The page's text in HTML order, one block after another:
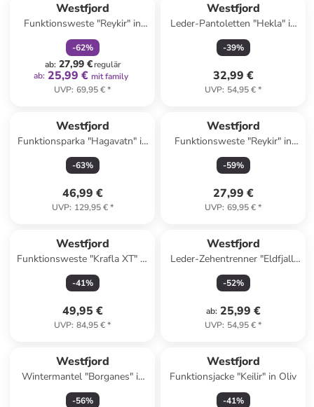
Westfjord
Funktionsweste "Reykir" in
Mint
-62%
ab: 27,99 €regulär
ab: 25,99 € mit family
UVP: 69,95 €*
Westfjord
Leder-Pantoletten "Hekla" in
Beige
-39%
32,99 €
UVP: 54,95 €*
Westfjord
Funktionsparka "Hagavatn" in
Orange
-63%
46,99 €
UVP: 129,95 €*
Westfjord
Funktionsweste "Reykir" in
Blau
-59%
27,99 €
UVP: 69,95 €*
Westfjord
Funktionsweste "Krafla XT" in
Dunkelblau
-41%
49,95 €
UVP: 84,95 €*
Westfjord
Leder-Zehentrenner "Eldfjall"
in Rosa
-52%
ab: 25,99 €
UVP: 54,95 €*
Westfjord
Wintermantel "Borganes" in
Braunrot
-56%
Westfjord
Funktionsjacke "Keilir" in Oliv
-41%